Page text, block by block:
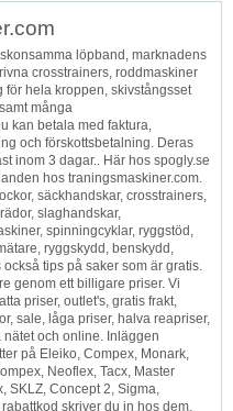
löpband, marknadens
crosstrainers, roddmaskiner
för hela kroppen, skivstångsset
många
kan betala med faktura,
och förskottsbetalning. Deras
inom 3 dagar.. Här hos spogly.se
hos traningsmaskiner.com.
säckhandskar, crosstrainers,
slaghandskar,
spinningcyklar, ryggstöd,
ryggskydd, benskydd,
tips på saker som är gratis.
genom ett billigare priser. Vi
priser, outlet's, gratis frakt,
sale, låga priser, halva reapriser,
och online. Inläggen
på Eleiko, Compex, Monark,
Neoflex, Tacx, Master
SKLZ, Concept 2, Sigma,
skriver du in hos dem.